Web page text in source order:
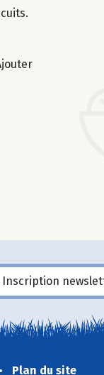
Inscription
Plan du site